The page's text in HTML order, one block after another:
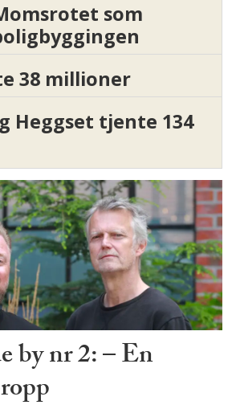
som
38 millioner
Heggset tjente 134
by nr 2: – En